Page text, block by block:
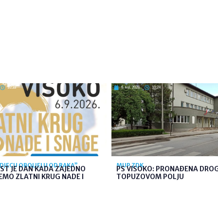
10:33
OBOLJELU OD RAKA”
JE DAN KADA ZAJEDNO
ZLATNI KRUG NADE I
6. kol. 2026 10:24
MUP ZDK
PS VISOKO: PRONAĐENA
TOPUZOVOM POLJU